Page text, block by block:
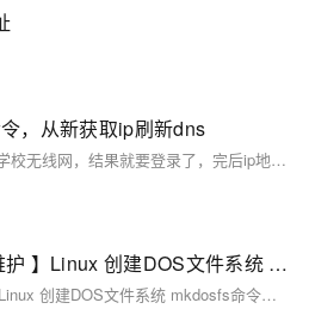
，从新获取ip刷新dns
今天台式机插着无线网卡连接学校无线网，结果就要登录了，完后ip地址固定半天，换了mac地址重新分配还是不能改，ping了主机也不通，我想可能是dns没有刷新。现在收集几个dos命令用来配置网络： 1.
【Shell 命令集合 磁盘维护 】Linux 创建DOS文件系统 mkdosfs命令使用指南
【Shell 命令集合 磁盘维护 】Linux 创建DOS文件系统 mkdosfs命令使用指南